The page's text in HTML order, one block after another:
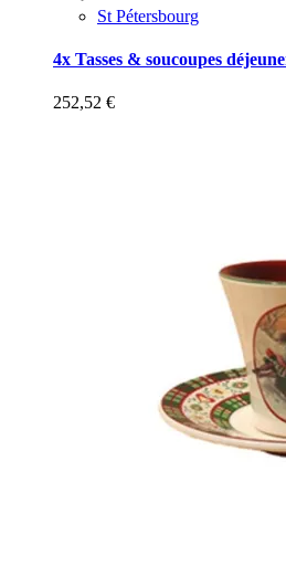
St Pétersbourg
4x Tasses & soucoupes
252,52 €